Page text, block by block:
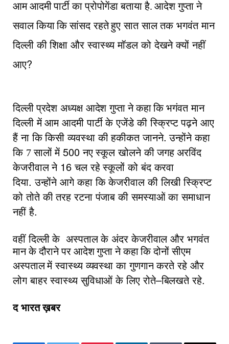
आम आदमी पार्टी का प्रोपोगेंडा बताया है. आदेश गुप्ता ने
सवाल किया कि सांसद रहते हुए सात साल तक भगवंत मान
दिल्ली की शिक्षा और स्वास्थ्य मॉडल को देखने क्यों नहीं
आए?
दिल्ली प्रदेश अध्यक्ष आदेश गुप्ता ने कहा कि भगंवत मान
दिल्ली में आम आदमी पार्टी के एजेंडे की स्क्रिप्ट पढ़ने आए
हैं ना कि किसी व्यवस्था की हकीकत जानने.उन्होंने कहा
कि 7 सालों में 500नए स्कूल खोलने की जगह अरविंद
केजरीवाल ने 16चल रहे स्कूलों को बंद करवा
दिया.उन्होंने आगे कहा कि केजरीवाल की लिखी स्क्रिप्ट
को तोते की तरह रटना पंजाब की समस्याओं का समाधान
नहीं है.
वहीं दिल्ली के अस्पताल के अंदर केजरीवाल और भगवंत
मान के दौराने पर आदेश गुप्ता ने कहा कि दोनों सीएम
अस्पताल में स्वास्थ्य व्यवस्था का गुणगान करते रहे और
लोग बाहर स्वास्थ्य सुविधाओं के लिए रोते–बिलखते रहे.
द भारत ख़बर